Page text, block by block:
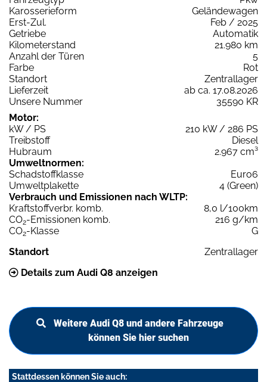
Karosserieform
Geländewagen
Erst-Zul.
Feb / 2025
Getriebe
Automatik
Kilometerstand
21.980 km
Anzahl der Türen
5
Farbe
Rot
Standort
Zentrallager
Lieferzeit
ab ca. 17.08.2026
Unsere Nummer
35590 KR
Motor:
kW / PS
210 kW / 286 PS
Treibstoff
Diesel
Hubraum
2.967 cm³
Umweltnormen:
Schadstoffklasse
Euro6
Umweltplakette
4 (Green)
Verbrauch und Emissionen nach WLTP:
Kraftstoffverbr. komb.
8,0 l/100km
CO2-Emissionen komb.
216 g/km
CO2-Klasse
G
Standort
Zentrallager
Details zum Audi Q8 anzeigen
Weitere Audi Q8 und andere Fahrzeuge
können Sie hier suchen
Stattdessen können Sie auch: